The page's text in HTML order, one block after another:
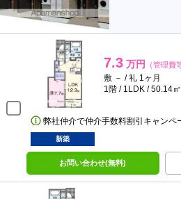
7.3 万円 （管理費
敷 － / 礼 1ヶ月
1階 / 1LDK / 50.14㎡
弊社仲介で仲介手数料割引キャンペ
新築
お問い合わせ(無料)